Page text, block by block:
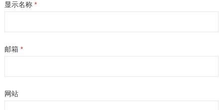
显示名称 *
邮箱 *
网站